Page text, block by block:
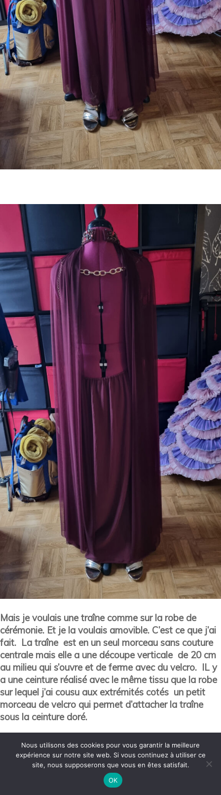
Mais je voulais une traîne comme sur la robe de
cérémonie. Et je la voulais amovible. C’est ce que j’ai
fait. La traîne est en un seul morceau sans couture
centrale mais elle a une découpe verticale de 20 cm
au milieu qui s’ouvre et de ferme avec du velcro. IL y
a une ceinture réalisé avec le même tissu que la robe
sur lequel j’ai cousu aux extrémités cotés un petit
morceau de velcro qui permet d’attacher la traîne
sous la ceinture doré.
Nous utilisons des cookies pour vous garantir la meilleure
expérience sur notre site web. Si vous continuez à utiliser ce
site, nous supposerons que vous en êtes satisfait.
OK